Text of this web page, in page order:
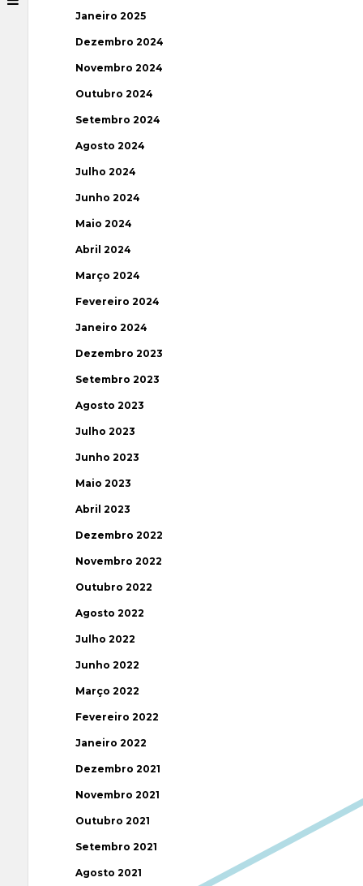
Janeiro 2025
Dezembro 2024
Novembro 2024
Outubro 2024
Setembro 2024
Agosto 2024
Julho 2024
Junho 2024
Maio 2024
Abril 2024
Março 2024
Fevereiro 2024
Janeiro 2024
Dezembro 2023
Setembro 2023
Agosto 2023
Julho 2023
Junho 2023
Maio 2023
Abril 2023
Dezembro 2022
Novembro 2022
Outubro 2022
Agosto 2022
Julho 2022
Junho 2022
Março 2022
Fevereiro 2022
Janeiro 2022
Dezembro 2021
Novembro 2021
Outubro 2021
Setembro 2021
Agosto 2021